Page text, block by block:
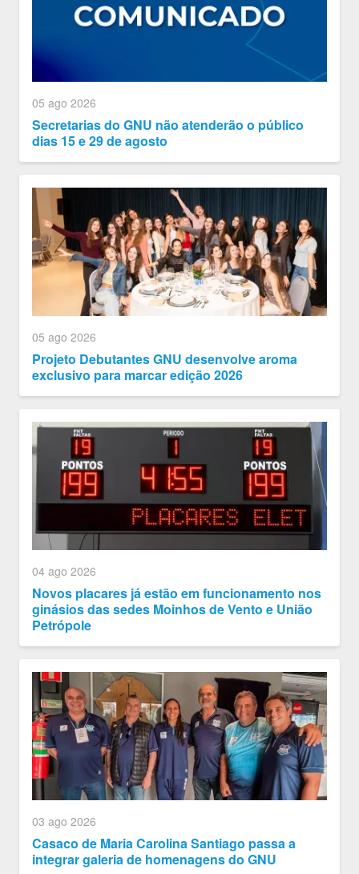
05 ago 2026
Secretarias do GNU não atenderão o público
dias 15 e 29 de agosto
05 ago 2026
Projeto Debutantes GNU desenvolve aroma
exclusivo para marcar edição 2026
04 ago 2026
Novos placares já estão em funcionamento nos
ginásios das sedes Moinhos de Vento e União
Petrópole
03 ago 2026
Casaco de Maria Carolina Santiago passa a
integrar galeria de homenagens do GNU